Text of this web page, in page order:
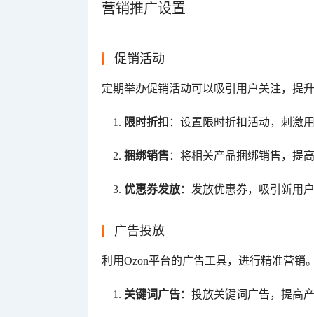
营销推广设置
促销活动
定期举办促销活动可以吸引用户关注，提
限时折扣 ：设置限时折扣活动，刺激
捆绑销售 ：将相关产品捆绑销售，提
优惠券发放：发放优惠券，吸引新用
广告投放
利用Ozon平台的广告工具，进行精准营销
关键词广告：投放关键词广告，提高